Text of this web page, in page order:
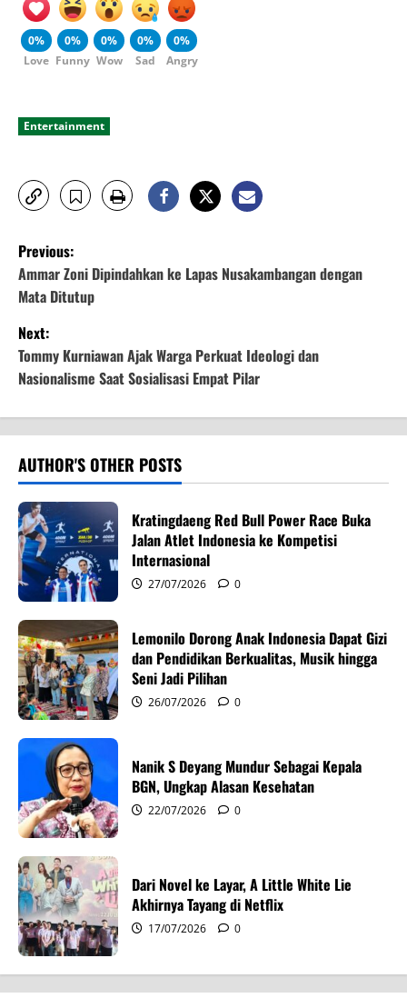
0%
Love
0%
Funny
0%
Wow
0%
Sad
0%
Angry
Entertainment
P
o
s
t
n
a
v
i
g
a
t
i
o
n
Previous:
Ammar Zoni Dipindahkan ke Lapas Nusakambangan dengan
Mata Ditutup
Next:
Tommy Kurniawan Ajak Warga Perkuat Ideologi dan
Nasionalisme Saat Sosialisasi Empat Pilar
AUTHOR'S OTHER POSTS
Kratingdaeng Red Bull Power Race Buka
Jalan Atlet Indonesia ke Kompetisi
Internasional
27/07/2026 0
Lemonilo Dorong Anak Indonesia Dapat Gizi
dan Pendidikan Berkualitas, Musik hingga
Seni Jadi Pilihan
26/07/2026 0
Nanik S Deyang Mundur Sebagai Kepala
BGN, Ungkap Alasan Kesehatan
22/07/2026 0
Dari Novel ke Layar, A Little White Lie
Akhirnya Tayang di Netflix
17/07/2026 0